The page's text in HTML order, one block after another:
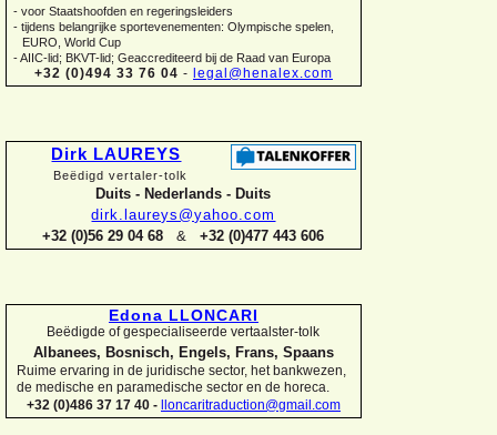
- voor Staatshoofden en regeringsleiders
- tijdens belangrijke sportevenementen: Olympische spelen,
EURO, World Cup
-AIIC-lid; BKVT-lid; Geaccrediteerd bij de Raad van Europa
+32 (0)494 33 76 04 - legal@henalex.com
Dirk LAUREYS
Beëdigd vertaler-tolk
Duits - Nederlands - Duits
dirk.laureys@yahoo.com
+32 (0)56 29 04 68& +32 (0)477 443 606
Edona LLONCARI
Beëdigde of gespecialiseerde vertaalster-tolk
Albanees, Bosnisch, Engels, Frans, Spaans
Ruime ervaring in de juridische sector, het bankwezen,
de medische en paramedische sector en de horeca.
+32 (0)486 37 17 40 -
lloncaritraduction@gmail.com